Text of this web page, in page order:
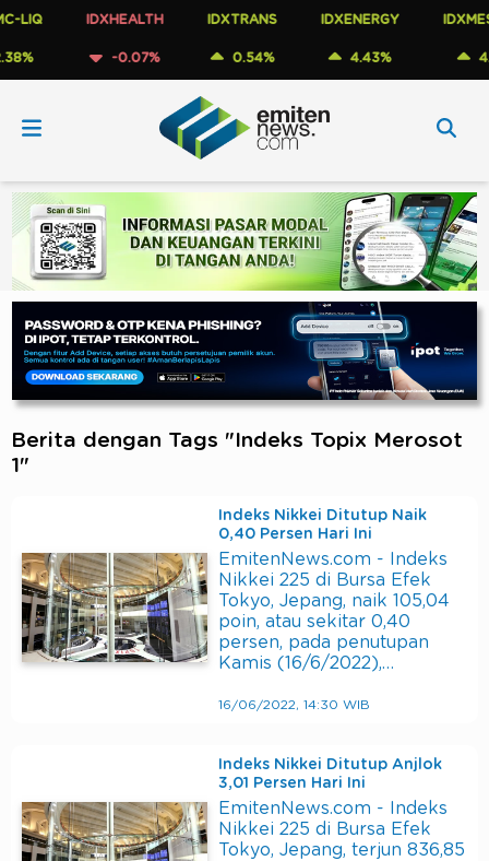
IDXHEALTH
-0.07%
IDXTRANS
0.54%
IDXENERGY
4.43%
Berita dengan Tags "Indeks Topix Merosot
1"
Indeks Nikkei Ditutup Naik
0,40 Persen Hari Ini
EmitenNews.com - Indeks
Nikkei 225 di Bursa Efek
Tokyo, Jepang, naik 105,04
poin, atau sekitar 0,40
persen, pada penutupan
Kamis (16/6/2022),…
16/06/2022, 14:30 WIB
Indeks Nikkei Ditutup Anjlok
3,01 Persen Hari Ini
EmitenNews.com - Indeks
Nikkei 225 di Bursa Efek
Tokyo, Jepang, terjun 836,85